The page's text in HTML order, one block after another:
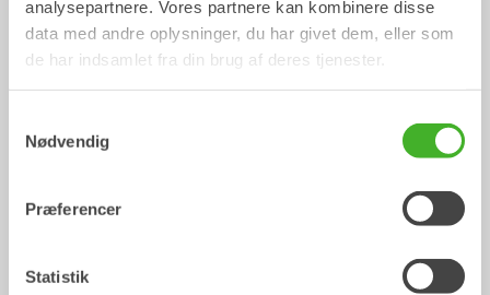
analysepartnere. Vores partnere kan kombinere disse
data med andre oplysninger, du har givet dem, eller som
de har indsamlet fra din brug af deres tjenester.
Nødvendig
Præferencer
Statistik
Mekanisk arbejdsredskab
Skovle/ Hitachi ZX170WT-5